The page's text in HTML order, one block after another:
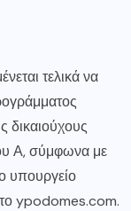
τελικά να
δικαιούχους
Α, σύμφωνα με
υπουργείο
ypodomes.com.